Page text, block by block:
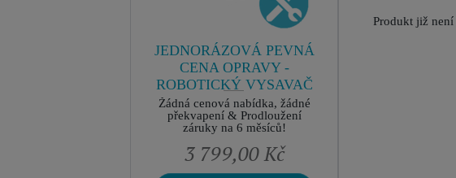
JEDNORÁZOVÁ PEVNÁ
CENA OPRAVY -
ROBOTICKÝ VYSAVAČ
ROWENTA
Žádná cenová nabídka, žádné
překvapení & Prodloužení
záruky na 6 měsíců!
3 799,00 Kč
Produkt již